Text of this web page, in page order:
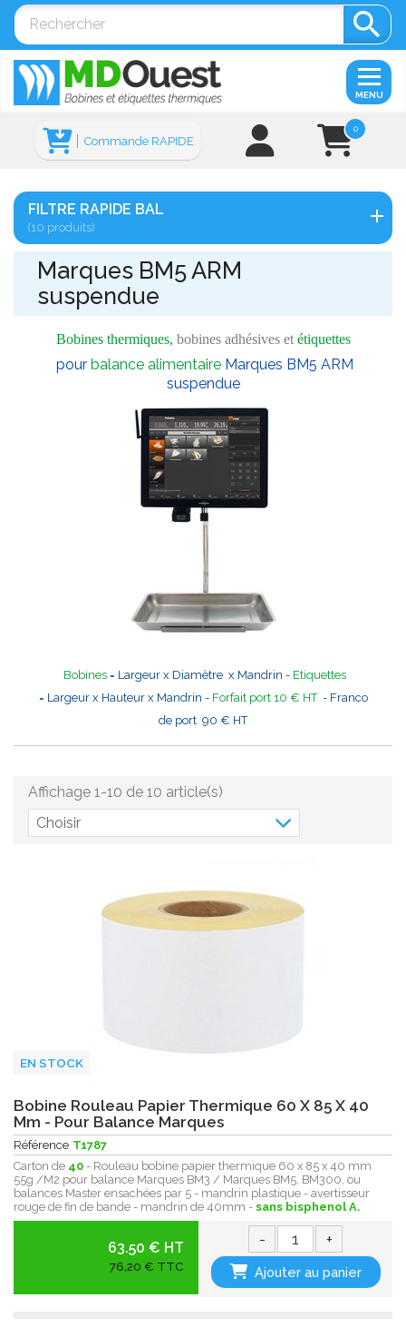

0
Commande RAPIDE
MENU
FILTRE RAPIDE BAL
(10 produits)
Marques BM5 ARM
suspendue
Bobines thermiques, bobines adhésives et étiquettes
pour balance alimentaireMarques BM5 ARM
suspendue
Bobines = Largeur x Diamètre x Mandrin - Etiquettes
= Largeur x Hauteur x Mandrin - Forfait port 10 € HT- Franco
de port 90 € HT
Choisir
Affichage 1-10 de 10 article(s)
EN STOCK
Bobine Rouleau Papier Thermique 60 X 85 X 40
Mm - Pour Balance Marques
Référence T1787
Carton de 40 - Rouleau bobine papier thermique 60 x 85 x 40 mm
55g /M2 pour balance Marques BM3 / Marques BM5, BM300, ou
balances Master ensachées par 5 - mandrin plastique - avertisseur
rouge de fin de bande - mandrin de 40mm - sans bisphenol A.
63.50 € HT
76,20 € TTC
- +
Ajouter au panier